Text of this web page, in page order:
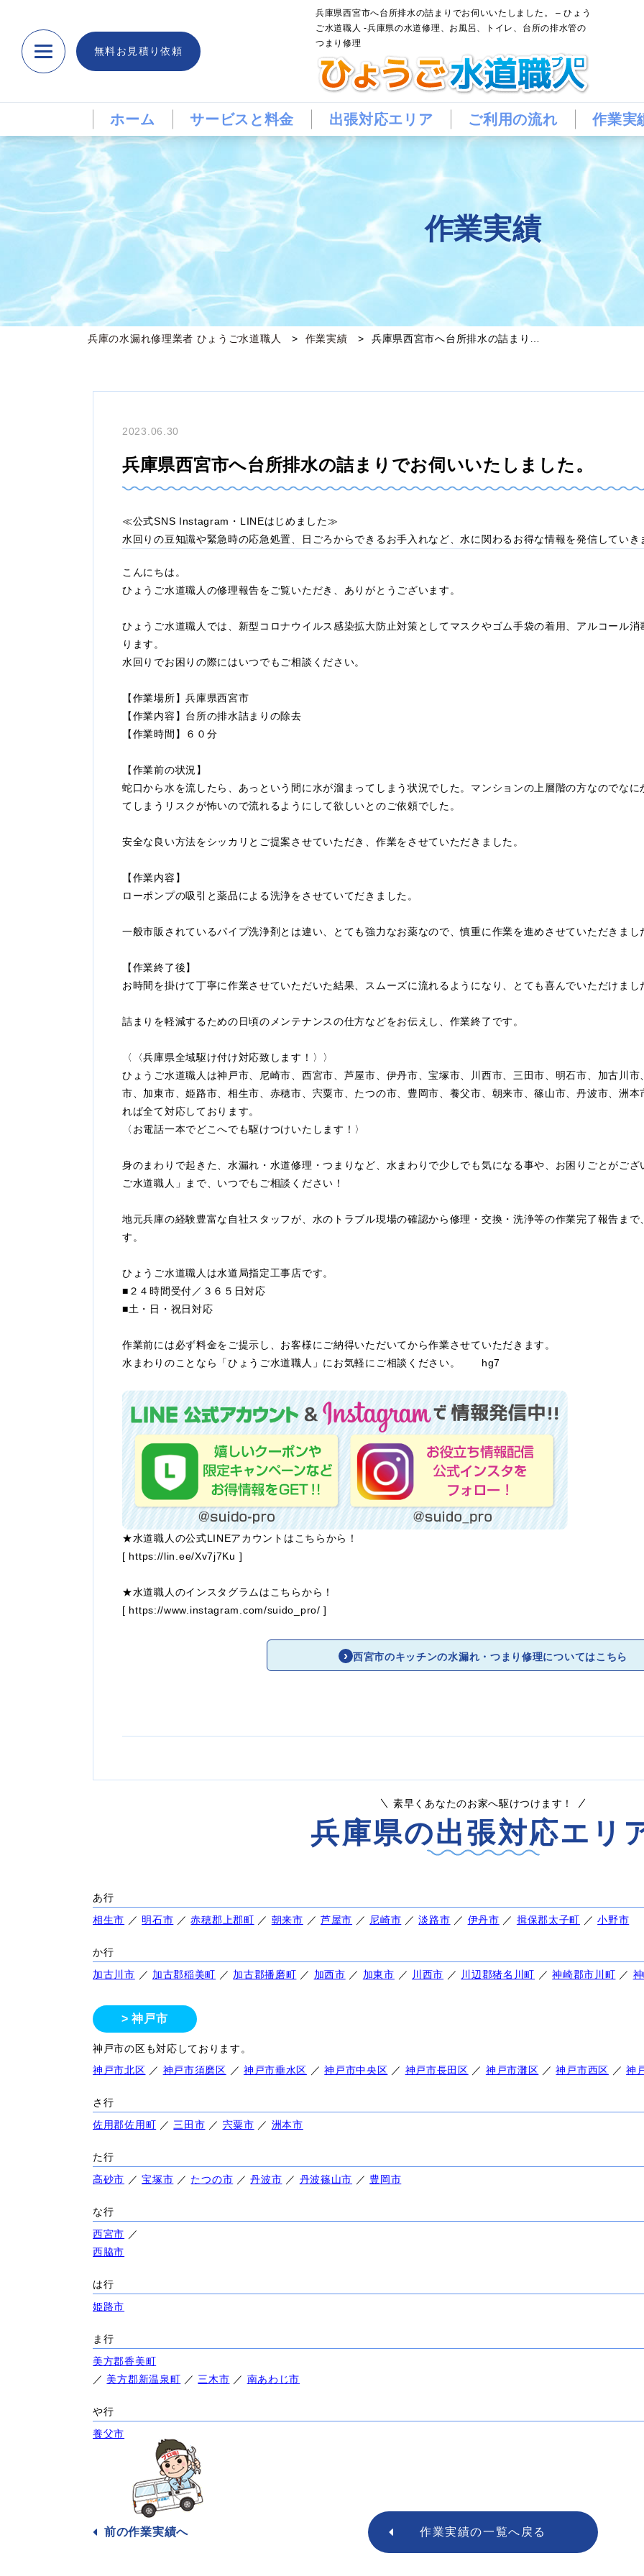
無料お見積り依頼
兵庫県西宮市へ台所排水の詰まりでお伺いいたしました。 – ひょう
ご水道職人 -兵庫県の水道修理、お風呂、トイレ、台所の排水管の
つまり修理
ホーム サービスと料金 出張対応エリア ご利用の流れ 作業実
作業実績
兵庫の水漏れ修理業者 ひょうご水道職人 作業実績 兵庫県西宮市へ台所排水の詰まり…
2023.06.30
兵庫県西宮市へ台所排水の詰まりでお伺いいたしました。
≪公式SNS Instagram・LINEはじめました≫
水回りの豆知識や緊急時の応急処置、日ごろからできるお手入れなど、水に関わるお得な情報を発信してい
こんにちは。
ひょうご水道職人の修理報告をご覧いただき、ありがとうございます。
ひょうご水道職人では、新型コロナウイルス感染拡大防止対策としてマスクやゴム手袋の着用、アルコール
ります。
水回りでお困りの際にはいつでもご相談ください。
【作業場所】兵庫県西宮市
【作業内容】台所の排水詰まりの除去
【作業時間】６０分
【作業前の状況】
蛇口から水を流したら、あっという間に水が溜まってしまう状況でした。マンションの上層階の方なのでな
てしまうリスクが怖いので流れるようにして欲しいとのご依頼でした。
安全な良い方法をシッカリとご提案させていただき、作業をさせていただきました。
【作業内容】
ローポンプの吸引と薬品による洗浄をさせていてだきました。
一般市販されているパイプ洗浄剤とは違い、とても強力なお薬なので、慎重に作業を進めさせていただきまし
【作業終了後】
お時間を掛けて丁寧に作業させていただいた結果、スムーズに流れるようになり、とても喜んでいただけまし
詰まりを軽減するための日頃のメンテナンスの仕方などをお伝えし、作業終了です。
〈〈兵庫県全域駆け付け対応致します！〉〉
ひょうご水道職人は神戸市、尼崎市、西宮市、芦屋市、伊丹市、宝塚市、川西市、三田市、明石市、加古川
市、加東市、姫路市、相生市、赤穂市、宍粟市、たつの市、豊岡市、養父市、朝来市、篠山市、丹波市、洲
れば全て対応しております。
〈お電話一本でどこへでも駆けつけいたします！〉
身のまわりで起きた、水漏れ・水道修理・つまりなど、水まわりで少しでも気になる事や、お困りごとがご
ご水道職人」まで、いつでもご相談ください！
地元兵庫の経験豊富な自社スタッフが、水のトラブル現場の確認から修理・交換・洗浄等の作業完了報告ま
す。
ひょうご水道職人は水道局指定工事店です。
■２４時間受付／３６５日対応
■土・日・祝日対応
作業前には必ず料金をご提示し、お客様にご納得いただいてから作業させていただきます。
水まわりのことなら「ひょうご水道職人」にお気軽にご相談ください。 hg7
★水道職人の公式LINEアカウントはこちらから！
[ https://lin.ee/Xv7j7Ku ]
★水道職人のインスタグラムはこちらから！
[ https://www.instagram.com/suido_pro/ ]
西宮市のキッチンの水漏れ・つまり修理についてはこちら
素早くあなたのお家へ駆けつけます！
兵庫県の出張対応エリ
あ行
相生市 ／ 明石市 ／赤穂郡上郡町 ／ 朝来市 ／ 芦屋市 ／ 尼崎市 ／淡路市 ／ 伊丹市 ／ 揖保郡太子町 ／小野市
か行
加古川市 ／ 加古郡稲美町 ／ 加古郡播磨町 ／ 加西市 ／ 加東市 ／ 川西市 ／ 川辺郡猪名川町 ／神崎郡市川町 ／
神戸市
神戸市の区も対応しております。
神戸市北区 ／ 神戸市須磨区 ／ 神戸市垂水区 ／神戸市中央区 ／ 神戸市長田区 ／ 神戸市灘区 ／神戸市西区 ／神
さ行
佐用郡佐用町 ／ 三田市 ／ 宍粟市 ／ 洲本市
た行
高砂市 ／宝塚市 ／ たつの市 ／丹波市 ／ 丹波篠山市 ／ 豊岡市
な行
西宮市 ／
西脇市
は行
姫路市
ま行
美方郡香美町
／ 美方郡新温泉町 ／ 三木市 ／ 南あわじ市
や行
養父市
前の作業実績へ 作業実績の一覧へ戻る